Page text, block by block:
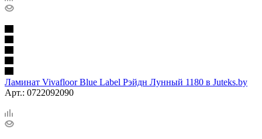
Ламинат Vivafloor Blue Label Рэйдн Лунный 1180 в Juteks.by
Арт.: 0722092090